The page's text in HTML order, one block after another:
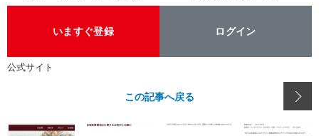
いますぐ登録 ログイン
公式サイト
この記事へ戻る